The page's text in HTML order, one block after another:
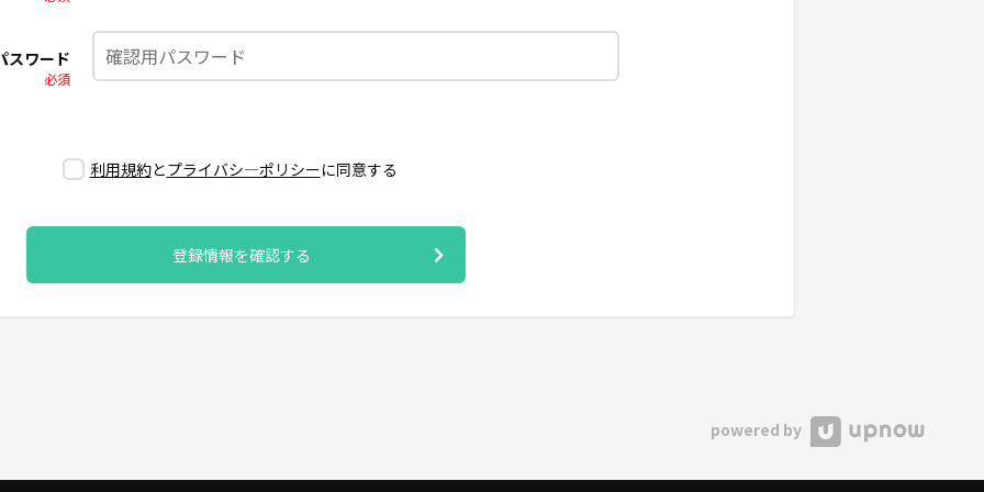
スワード
必須
利用規約とプライバシ―ポリシーに同意する
登録情報を確認する
powered by